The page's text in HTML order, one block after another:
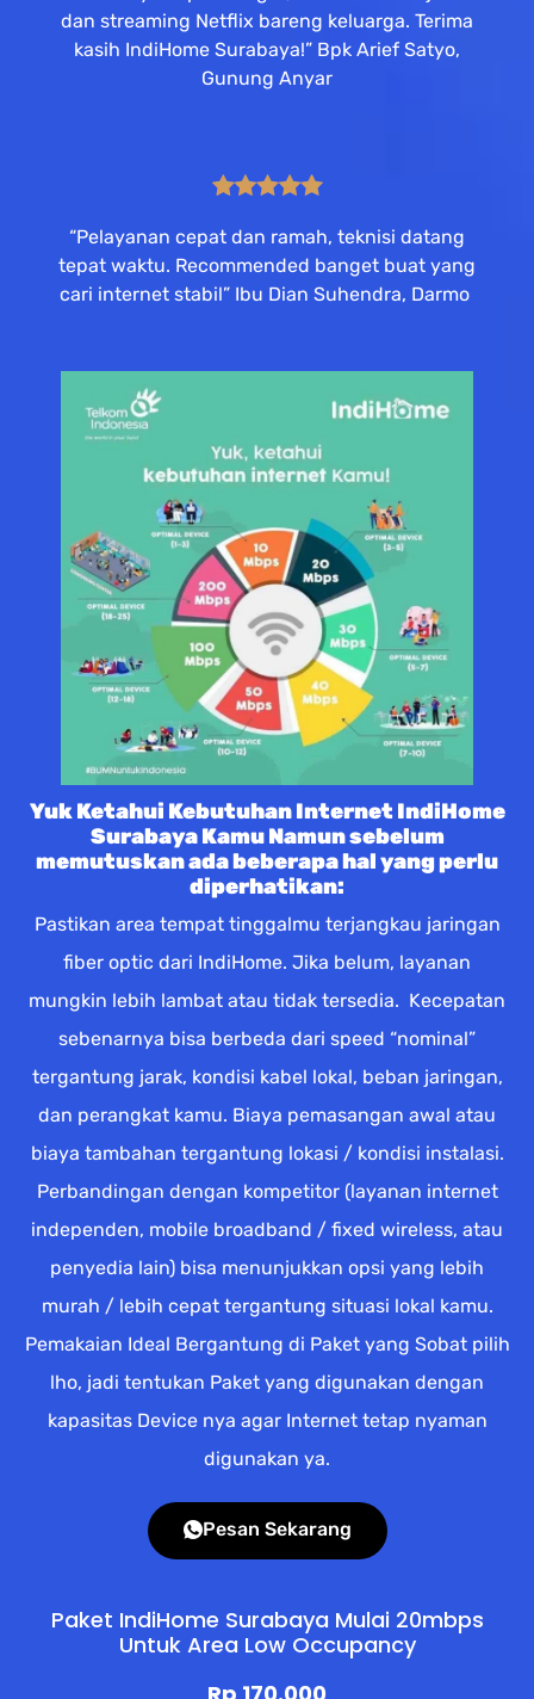
dan streaming Netflix bareng keluarga. Terima
kasih IndiHome Surabaya!” Bpk Arief Satyo,
Gunung Anyar
“Pelayanan cepat dan ramah, teknisi datang
tepat waktu. Recommended banget buat yang
cari internet stabil” Ibu Dian Suhendra, Darmo
Yuk Ketahui Kebutuhan Internet IndiHome
Surabaya Kamu Namun sebelum
memutuskan ada beberapa hal yang perlu
diperhatikan:
Pastikan area tempat tinggalmu terjangkau jaringan
fiber optic dari IndiHome. Jika belum, layanan
mungkin lebih lambat atau tidak tersedia. Kecepatan
sebenarnya bisa berbeda dari speed “nominal”
tergantung jarak, kondisi kabel lokal, beban jaringan,
dan perangkat kamu. Biaya pemasangan awal atau
biaya tambahan tergantung lokasi / kondisi instalasi.
Perbandingan dengan kompetitor (layanan internet
independen, mobile broadband / fixed wireless, atau
penyedia lain) bisa menunjukkan opsi yang lebih
murah / lebih cepat tergantung situasi lokal kamu.
Pemakaian Ideal Bergantung di Paket yang Sobat pilih
lho, jadi tentukan Paket yang digunakan dengan
kapasitas Device nya agar Internet tetap nyaman
digunakan ya.
Pesan Sekarang
Paket IndiHome Surabaya Mulai 20mbps
Untuk Area Low Occupancy